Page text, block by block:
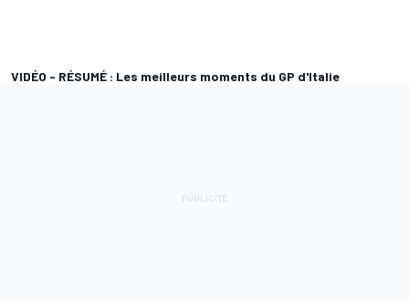
VIDÉO - RÉSUMÉ : Les meilleurs moments du GP d'Italie